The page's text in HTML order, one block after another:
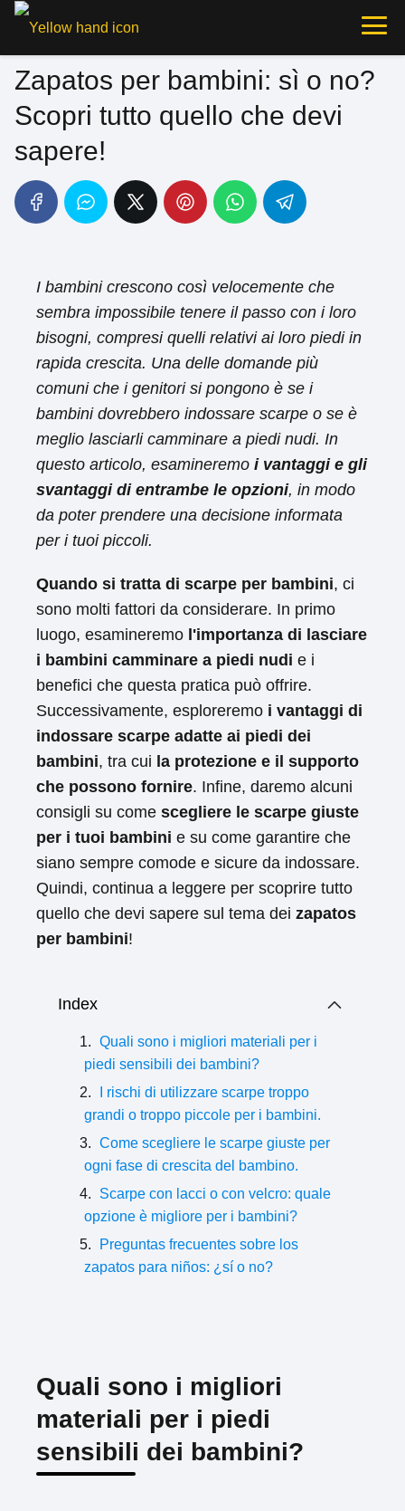
Zapatos per bambini: sì o no?
Scopri tutto quello che devi
sapere!
I bambini crescono così velocemente che
sembra impossibile tenere il passo con i loro
bisogni, compresi quelli relativi ai loro piedi in
rapida crescita. Una delle domande più
comuni che i genitori si pongono è se i
bambini dovrebbero indossare scarpe o se è
meglio lasciarli camminare a piedi nudi. In
questo articolo, esamineremo i vantaggi e gli
svantaggi di entrambe le opzioni, in modo
da poter prendere una decisione informata
per i tuoi piccoli.
Quando si tratta di scarpe per bambini, ci
sono molti fattori da considerare. In primo
luogo, esamineremo l'importanza di lasciare
i bambini camminare a piedi nudi e i
benefici che questa pratica può offrire.
Successivamente, esploreremo i vantaggi di
indossare scarpe adatte ai piedi dei
bambini, tra cui la protezione e il supporto
che possono fornire. Infine, daremo alcuni
consigli su come scegliere le scarpe giuste
per i tuoi bambini e su come garantire che
siano sempre comode e sicure da indossare.
Quindi, continua a leggere per scoprire tutto
quello che devi sapere sul tema dei zapatos
per bambini!
Index
Quali sono i migliori materiali per i
piedi sensibili dei bambini?
I rischi di utilizzare scarpe troppo
grandi o troppo piccole per i bambini.
Come scegliere le scarpe giuste per
ogni fase di crescita del bambino.
Scarpe con lacci o con velcro: quale
opzione è migliore per i bambini?
Preguntas frecuentes sobre los
zapatos para niños: ¿sí o no?
Quali sono i migliori
materiali per i piedi
sensibili dei bambini?